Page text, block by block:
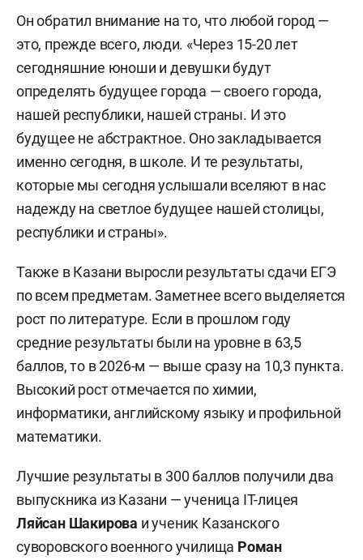
Он обратил внимание на то, что любой город —
это, прежде всего, люди. «Через 15-20 лет
сегодняшние юноши и девушки будут
определять будущее города — своего города,
нашей республики, нашей страны. И это
будущее не абстрактное. Оно закладывается
именно сегодня, в школе. И те результаты,
которые мы сегодня услышали вселяют в нас
надежду на светлое будущее нашей столицы,
республики и страны».
Также в Казани выросли результаты сдачи ЕГЭ
по всем предметам. Заметнее всего выделяется
рост по литературе. Если в прошлом году
средние результаты были на уровне в 63,5
баллов, то в 2026-м — выше сразу на 10,3 пункта.
Высокий рост отмечается по химии,
информатики, английскому языку и профильной
математики.
Лучшие результаты в 300 баллов получили два
выпускника из Казани — ученица IT-лицея
Ляйсан Шакирова и ученик Казанского
суворовского военного училища Роман